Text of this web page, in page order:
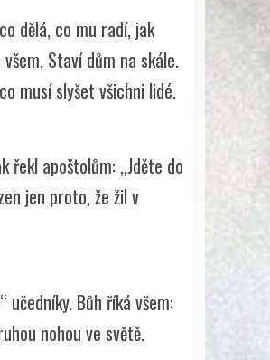
dělá, co mu radí, jak
Staví dům na skále.
musí slyšet všichni lidé.
řekl apoštolům: „Jděte do
jen proto, že žil v
Bůh říká všem:
nohou ve světě.